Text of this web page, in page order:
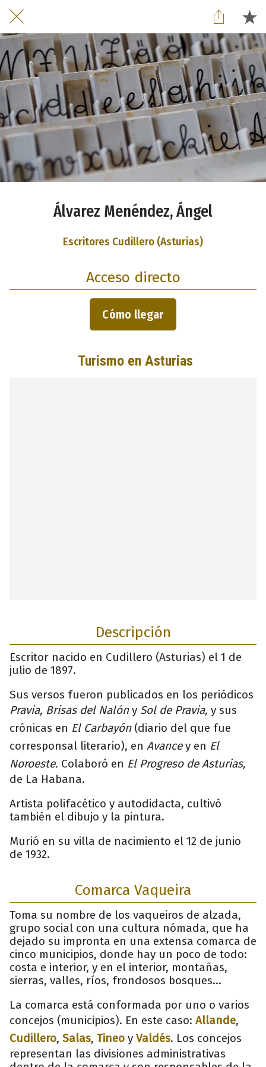
Álvarez Menéndez, Ángel
Escritores Cudillero (Asturias)
Acceso directo
Cómo llegar
Descripción
Escritor nacido en Cudillero (Asturias) el 1 de
julio de 1897.
Sus versos fueron publicados en los periódicos
Pravia, Brisas del Nalóny Sol de Pravia, y sus
crónicas en El Carbayón(diario del que fue
corresponsal literario), en Avancey en El
Noroeste. Colaboró en El Progreso de Asturias,
de La Habana.
Artista polifacético y autodidacta, cultivó
también el dibujo y la pintura.
Murió en su villa de nacimiento el 12 de junio
de 1932.
Comarca Vaqueira
Toma su nombre de los vaqueiros de alzada,
grupo social con una cultura nómada, que ha
dejado su impronta en una extensa comarca de
cinco municipios, donde hay un poco de todo:
costa e interior, y en el interior, montañas,
sierras, valles, ríos, frondosos bosques…
La comarca está conformada por uno o varios
concejos (municipios). En este caso: Allande,
Cudillero, Salas, Tineo y Valdés. Los concejos
representan las divisiones administrativas